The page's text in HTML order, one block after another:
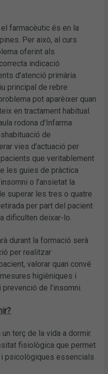
farmacèutic és en la
Per això, al curs
oferint als
indicació
d’atenció primària
principal de rebre
pot aparèixer quan
en tractament habitual.
rodona d’Infarma
de
vies d’actuació per
que veritablement
les guies de pràctica
o l’ansietat la
superar les tres o quatre
per part del pacient
dificulten deixar-lo.
durant la formació serà
per realitzar
valorar quan convé
higièniques i
de l’insomni.
terç de la vida a dormir.
fisiològica que permet
psicològiques essencials